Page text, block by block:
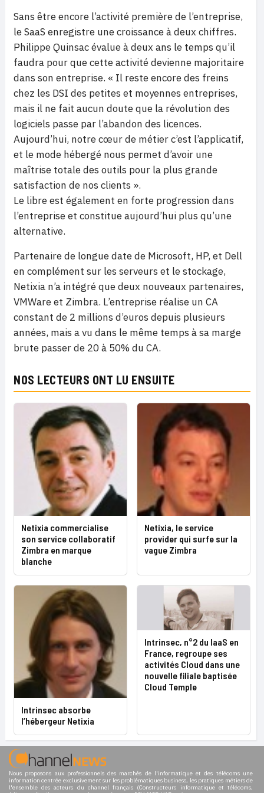
Sans être encore l’activité première de l’entreprise,
le SaaS enregistre une croissance à deux chiffres.
Philippe Quinsac évalue à deux ans le temps qu’il
faudra pour que cette activité devienne majoritaire
dans son entreprise. « Il reste encore des freins
chez les DSI des petites et moyennes entreprises,
mais il ne fait aucun doute que la révolution des
logiciels passe par l’abandon des licences.
Aujourd’hui, notre cœur de métier c’est l’applicatif,
et le mode hébergé nous permet d’avoir une
maîtrise totale des outils pour la plus grande
satisfaction de nos clients ».
Le libre est également en forte progression dans
l’entreprise et constitue aujourd’hui plus qu’une
alternative.
Partenaire de longue date de Microsoft, HP, et Dell
en complément sur les serveurs et le stockage,
Netixia n’a intégré que deux nouveaux partenaires,
VMWare et Zimbra. L’entreprise réalise un CA
constant de 2 millions d’euros depuis plusieurs
années, mais a vu dans le même temps à sa marge
brute passer de 20 à 50% du CA.
NOS LECTEURS ONT LU ENSUITE
Netixia commercialise
son service collaboratif
Zimbra en marque
blanche
Netixia, le service
provider qui surfe sur la
vague Zimbra
Intrinsec absorbe
l’hébergeur Netixia
Intrinsec, n°2 du IaaS en
France, regroupe ses
activités Cloud dans une
nouvelle filiale baptisée
Cloud Temple
Nous proposons aux professionnels des marchés de l'informatique et des télécoms une
information centrée exclusivement sur les problématiques business, les pratiques métiers de
l'ensemble des acteurs du channel français (Constructeurs informatique et télécoms,